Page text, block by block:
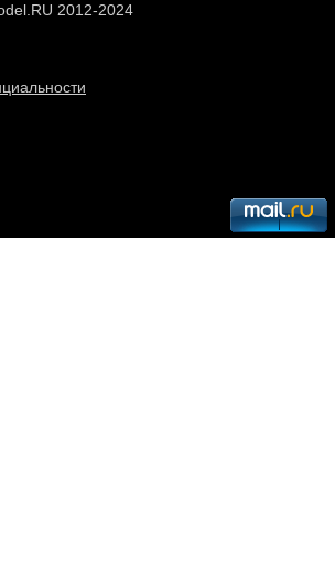
2012-2024